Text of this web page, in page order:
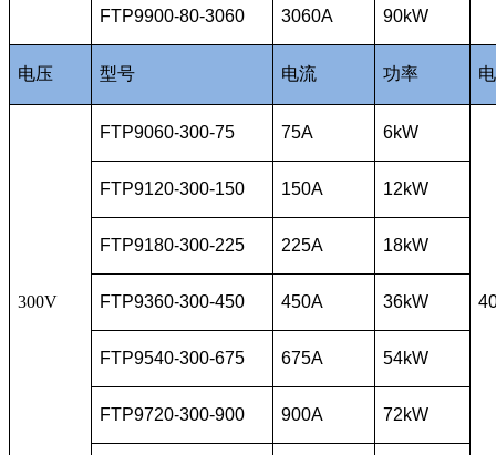
FTP9900-80-3060 3060A 90kW
电压 型号 电流 功率
300V
FTP9060-300-75 75A 6kW
FTP9120-300-150 150A 12kW
FTP9180-300-225 225A 18kW
FTP9360-300-450 450A 36kW
FTP9540-300-675 675A 54kW
FTP9720-300-900 900A 72kW